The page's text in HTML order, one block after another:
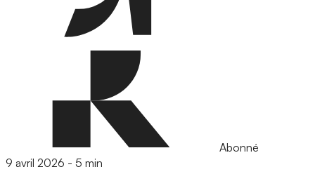
Abonné
9 avril 2026 - 5 min